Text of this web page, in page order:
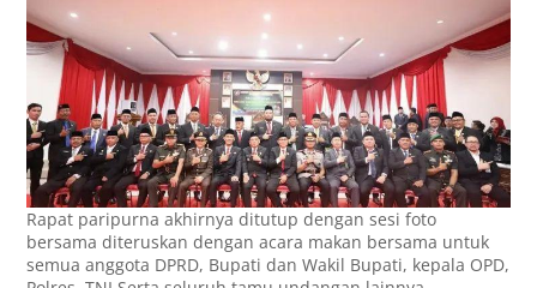
Rapat paripurna akhirnya ditutup dengan sesi foto
bersama diteruskan dengan acara makan bersama untuk
semua anggota DPRD, Bupati dan Wakil Bupati, kepala OPD,